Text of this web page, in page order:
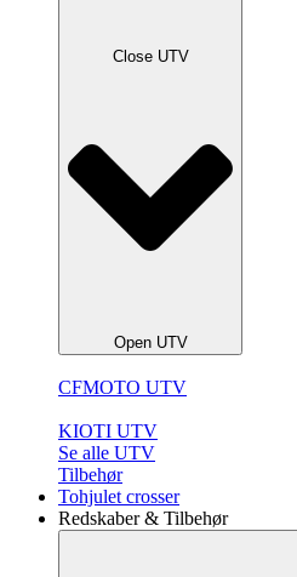
Close UTV
Open UTV
CFMOTO UTV
KIOTI UTV
Se alle UTV
Tilbehør
Tohjulet crosser
Redskaber & Tilbehør